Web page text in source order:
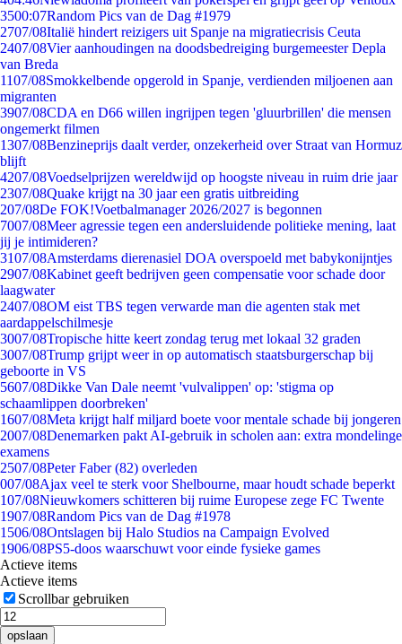
3500:07Random Pics van de Dag #1979
2707/08Italië hindert reizigers uit Spanje na migratiecrisis Ceuta
2407/08Vier aanhoudingen na doodsbedreiging burgemeester Depla
van Breda
1107/08Smokkelbende opgerold in Spanje, verdienden miljoenen aan
migranten
3907/08CDA en D66 willen ingrijpen tegen 'gluurbrillen' die mensen
ongemerkt filmen
1307/08Benzineprijs daalt verder, onzekerheid over Straat van Hormuz
blijft
4207/08Voedselprijzen wereldwijd op hoogste niveau in ruim drie jaar
2307/08Quake krijgt na 30 jaar een gratis uitbreiding
207/08De FOK!Voetbalmanager 2026/2027 is begonnen
7007/08Meer agressie tegen een andersluidende politieke mening, laat
jij je intimideren?
3107/08Amsterdams dierenasiel DOA overspoeld met babykonijntjes
2907/08Kabinet geeft bedrijven geen compensatie voor schade door
laagwater
2407/08OM eist TBS tegen verwarde man die agenten stak met
aardappelschilmesje
3007/08Tropische hitte keert zondag terug met lokaal 32 graden
3007/08Trump grijpt weer in op automatisch staatsburgerschap bij
geboorte in VS
5607/08Dikke Van Dale neemt 'vulvalippen' op: 'stigma op
schaamlippen doorbreken'
1607/08Meta krijgt half miljard boete voor mentale schade bij jongeren
2007/08Denemarken pakt AI-gebruik in scholen aan: extra mondelinge
examens
2507/08Peter Faber (82) overleden
007/08Ajax veel te sterk voor Shelbourne, maar houdt schade beperkt
107/08Nieuwkomers schitteren bij ruime Europese zege FC Twente
1907/08Random Pics van de Dag #1978
1506/08Ontslagen bij Halo Studios na Campaign Evolved
1906/08PS5-doos waarschuwt voor einde fysieke games
Actieve items
Actieve items
Scrollbar gebruiken
opslaan